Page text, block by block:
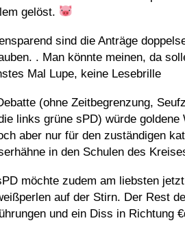
gelöst.
sind die Anträge
. Man könnte meinen, da
Mal Lupe, keine Lesebrille
(ohne Zeitbegrenzung,
links grüne sPD) würde
aber nur für den zuständigen
in den Schulen des
möchte zudem am liebsten
auf der Stirn. Der Rest
und ein Diss in Richtung